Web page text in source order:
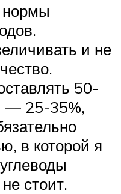
нормы
и не
50-
— 25-35%,
в которой я
стоит.